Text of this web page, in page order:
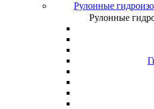
Рулонные
Рулонные